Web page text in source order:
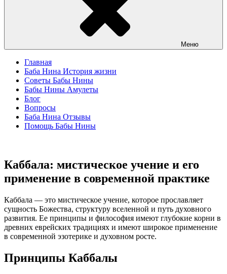
Меню
Главная
Баба Нина История жизни
Советы Бабы Нины
Бабы Нины Амулеты
Блог
Вопросы
Баба Нина Отзывы
Помощь Бабы Нины
Каббала: мистическое учение и его
применение в современной практике
Каббала — это мистическое учение, которое прославляет
сущность Божества, структуру вселенной и путь духовного
развития. Ее принципы и философия имеют глубокие корни в
древних еврейских традициях и имеют широкое применение
в современной эзотерике и духовном росте.
Принципы Каббалы